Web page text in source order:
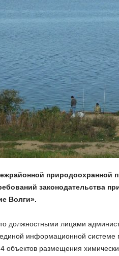
природоохранной
законодательства
Волги».
должностными лицами
информационной системе
объектов размещения